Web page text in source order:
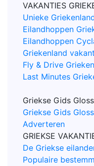
VAKANTIES
Unieke
Eilandhoppen
Eilandhoppen
Griekenland
Fly & Drive
Last Minutes
Griekse Gids
Griekse Gids
Adverteren
GRIEKSE
De Griekse
Populaire